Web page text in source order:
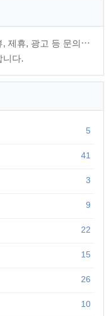
, 제휴, 광고 등 문의⋯
니다.
5
41
3
9
22
15
26
10